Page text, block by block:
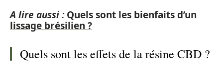
A lire aussi : Quels sont les bienfaits d’un
lissage brésilien ?
Quels sont les effets de la résine CBD ?